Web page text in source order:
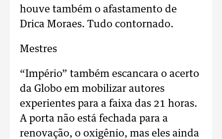
houve também o afastamento de
Drica Moraes. Tudo contornado.
Mestres
“Império” também escancara o acerto
da Globo em mobilizar autores
experientes para a faixa das 21 horas.
A porta não está fechada para a
renovação, o oxigênio, mas eles ainda